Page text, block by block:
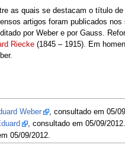
as quais se destacam o título de
artigos foram publicados
por Weber e por Gauss.
Riecke (1845 – 1915). Em
Weber
, consultado em 05/
, consultado em 05/09/2012.
05/09/2012.